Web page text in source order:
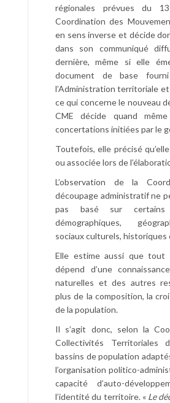
régionales prévues du
Coordination des
en sens inverse et décide
dans son communiqué
dernière, même si elle
document de base
l’Administration territoriale
ce qui concerne le nouveau
CME décide quand
concertations initiées par le
Toutefois, elle précisé
ou associée lors de
L’observation de la
découpage administratif ne
pas basé sur
démographiques,
sociaux culturels,
Elle estime aussi que tout
dépend d’une
naturelles et des autres
plus de la composition, la
de la population.
Il s’agit donc, selon la
Collectivités Territoriales
bassins de population
l’organisation politico-
capacité d’auto-
l’identité du territoire. « Le